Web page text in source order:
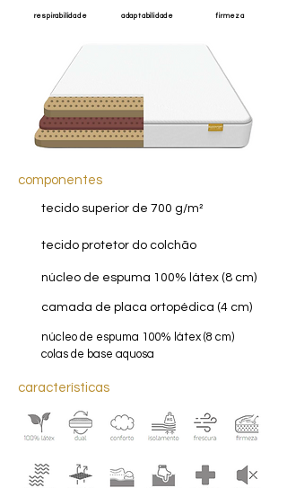
respirabilidade adaptabilidade firmeza
componentes
tecido superior de 700 g/m²
tecido protetor do colchão
núcleo de espuma 100% látex (8 cm)
camada de placa ortopédica (4 cm)
núcleo de espuma 100% látex (8 cm)
colas de base aquosa
características